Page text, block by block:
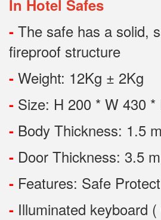
In Hotel Safes
- The safe has a solid,
fireproof structure
- Weight: 12Kg ± 2Kg
- Size: H 200 * W 430 *
- Body Thickness: 1.5
- Door Thickness: 3.5
- Features: Safe
- Illuminated keyboard